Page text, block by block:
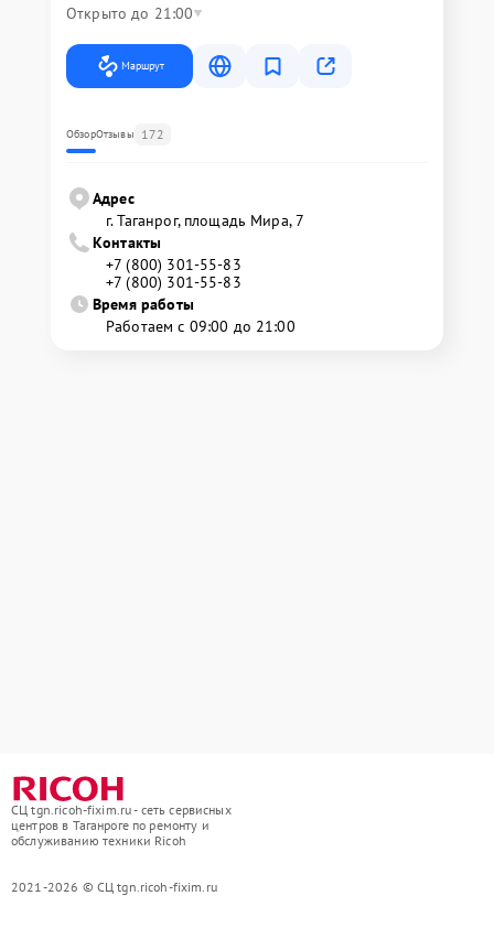
Открыто до 21:00
Маршрут
ОбзорОтзывы 172
Адрес
г. Таганрог, площадь Мира, 7
Контакты
+7 (800) 301-55-83
+7 (800) 301-55-83
Время работы
Работаем с 09:00 до 21:00
СЦ tgn.ricoh-fixim.ru - сеть сервисных
центров в Таганроге по ремонту и
обслуживанию техники Ricoh
2021-2026 © СЦ tgn.ricoh-fixim.ru